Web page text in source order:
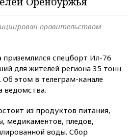
правительством
спецборт Ил-76
для жителей региона 35 тонн
этом в телеграм-канале
ведомства.
из продуктов питания,
медикаментов, пледов,
воды. Сбор